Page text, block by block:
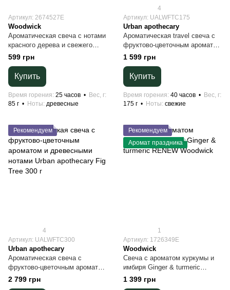
Артикул: 2674527E
Woodwick
Ароматическая свеча с нотами
красного дерева и свежего
эвкалипта Woodwick Mini
Santal Myrrh 85 г
599 грн
Купить
Время горения 25 часов
Вес, г
85 г
Ноты древесные
4
Артикул: UALWFTC175
Urban apothecary
Ароматическая travel свеча с
фруктово-цветочным ароматом
и древесными нотами Urban
apothecary Fig Tree 175 г
1 599 грн
Купить
Время горения 40 часов
Вес, г
175 г
Ноты свежие
Рекомендуем
4
Артикул: UALWFTC300
Urban apothecary
Ароматическая свеча с
фруктово-цветочным ароматом
и древесными нотами Urban
apothecary Fig Tree 300 г
2 799 грн
Рекомендуем
Аромат праздника
1
Артикул: 1726349E
Woodwick
Свеча с ароматом куркумы и
имбиря Ginger & turmeric
RENEW Woodwick
1 399 грн